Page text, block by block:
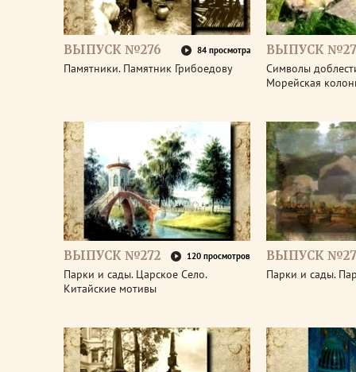
ВЫПУСК №276 84 просмотра
Памятники. Памятник Грибоедову
ВЫПУСК
Символы
Морейская
ВЫПУСК №272 120 просмотров
Парки и сады. Царское Село.
Китайские мотивы
ВЫПУСК
Парки и сады.